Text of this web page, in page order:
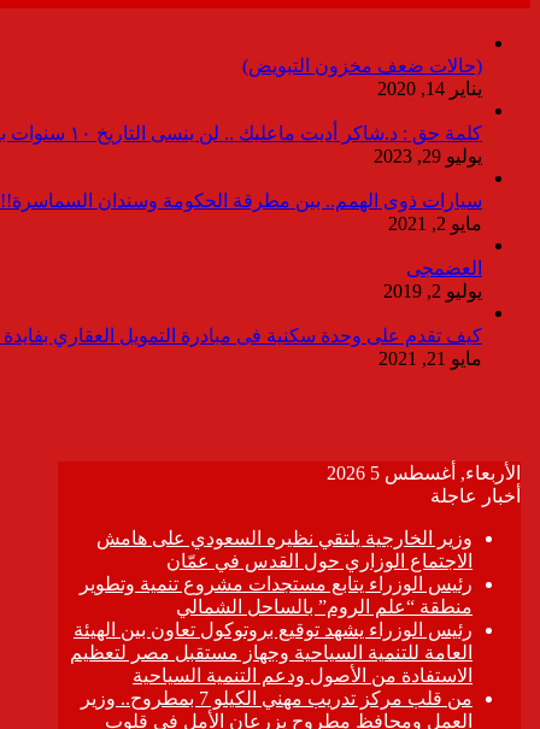
(حالات ضعف مخزون التبويض)
يناير 14, 2020
كلمة حق : د.شاكر أديت ماعليك .. لن ينسى التاريخ ١٠ سنوات بدون انقطاعات
يوليو 29, 2023
سيارات ذوى الهمم.. بين مطرقة الحكومة وسندان السماسرة!!
مايو 2, 2021
العضمجى
يوليو 2, 2019
كيف تقدم على وحدة سكنية فى مبادرة التمويل العقاري بفايدة ٣٪
مايو 21, 2021